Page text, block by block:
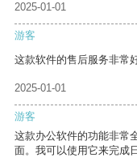
2025-01-01
游客
这款软件的售后服务非常
2025-01-01
游客
这款办公软件的功能非常
面。我可以使用它来完成